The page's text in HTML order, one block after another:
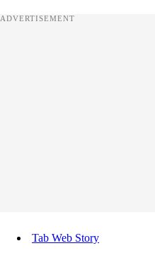
ADVERTISEMENT
Tab Web Story